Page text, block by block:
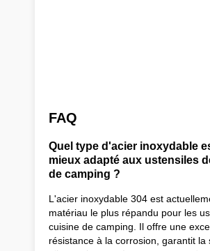
FAQ
Quel type d'acier inoxydable
mieux adapté aux ustensiles
de camping ?
L'acier inoxydable 304 est
matériau le plus répandu pour les
cuisine de camping. Il offre une
résistance à la corrosion, garantit la